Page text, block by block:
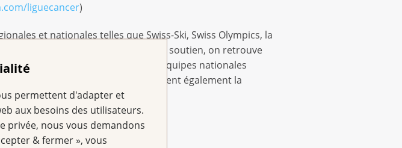
permettent d'adapter et
aux besoins des utilisateurs.
privée, nous vous demandons
& fermer », vous
liguecancer)
et nationales telles que Swiss-Ski, Swiss Olympics, la
de Swiss-Ski apportant leur soutien, on retrouve
Hählen et Aline Danioth. Les équipes nationales
M21 de Swiss Hockey, soutiennent également la
cancer